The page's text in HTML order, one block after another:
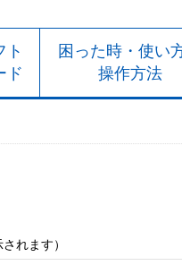
ト
ド
困った時・使い
操作方法
れます）